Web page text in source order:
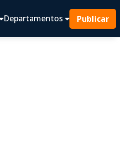
Departamentos Publicar